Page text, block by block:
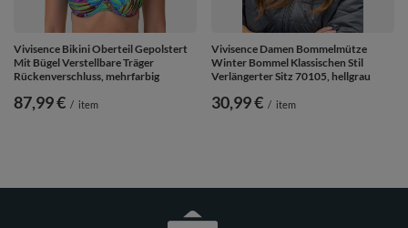
Vivisence Bikini Oberteil Gepolstert
Mit Bügel Verstellbare Träger
Rückenverschluss, mehrfarbig
87,99 € / item
Vivisence Damen Bommelmütze
Winter Bommel Klassischen Stil
Verlängerter Sitz 70105, hellgrau
30,99 € / item